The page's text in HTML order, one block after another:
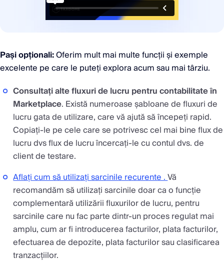
Pași opționali:Oferim mult mai multe funcții și exemple
excelente pe care le puteți explora acum sau mai târziu.
Consultați alte fluxuri de lucru pentru contabilitate în
Marketplace. Există numeroase șabloane de fluxuri de
lucru gata de utilizare, care vă ajută să începeți rapid.
Copiați-le pe cele care se potrivesc cel mai bine flux de
lucru dvs flux de lucru încercați-le cu contul dvs. de
client de testare.
Aflați cum să utilizați sarcinile recurente .Vă
recomandăm să utilizați sarcinile doar ca o funcție
complementară utilizării fluxurilor de lucru, pentru
sarcinile care nu fac parte dintr-un proces regulat mai
amplu, cum ar fi introducerea facturilor, plata facturilor,
efectuarea de depozite, plata facturilor sau clasificarea
tranzacțiilor.